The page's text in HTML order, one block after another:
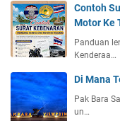
Contoh
Motor Ke
Panduan
Kenderaa…
Di Mana
Pak Bara
un…